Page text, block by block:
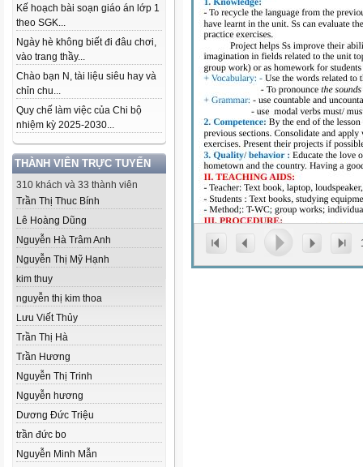
Kế hoạch bài soạn giáo án lớp 1
theo SGK...
Ngày hè không biết đi đâu chơi,
vào trang thầy...
Chào bạn N, tài liệu siêu hay và
chỉn chu...
Quy chế làm việc của Chi bộ
nhiệm kỳ 2025-2030...
THÀNH VIÊN TRỰC TUYẾN
310 khách và 33 thành viên
Trần Thị Thuc Bính
Lê Hoàng Dũng
Nguyễn Hà Trâm Anh
Nguyễn Thị Mỹ Hạnh
kim thuy
nguyễn thị kim thoa
Lưu Viết Thủy
Trần Thị Hà
Trần Hương
Nguyễn Thị Trinh
Nguyễn hương
Dương Đức Triệu
trần đức bo
Nguyễn Minh Mẫn